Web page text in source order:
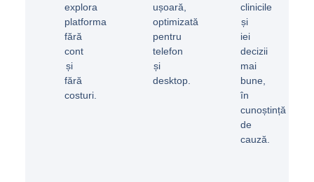
explora
platforma
fără
cont
și
fără
costuri.
ușoară,
optimizată
pentru
telefon
și
desktop.
clinicile
și
iei
decizii
mai
bune,
în
cunoștință
de
cauză.